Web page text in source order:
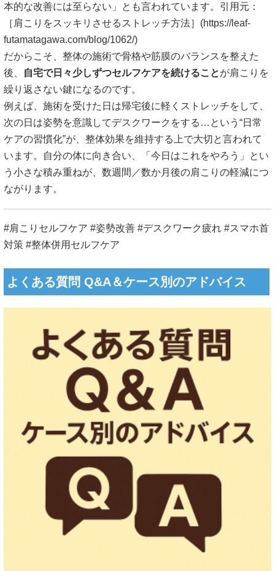
本的な改善には至らない」とも言われています。引用元：
［肩こりをスッキリさせるストレッチ方法］(https://leaf-
futamatagawa.com/blog/1062/)
だからこそ、整体の施術で骨格や筋膜のバランスを整えた
後、
自宅で日々少しずつセルフケアを続けることが肩こりを
繰り返さない鍵になるのです。
例えば、施術を受けた日は帰宅後に軽くストレッチをして、
次の日は姿勢を意識してデスクワークをする…という“日常
ケアの習慣化”が、整体効果を維持する上で大切と言われて
います。自分の体に向き合い、「今日はこれをやろう」とい
う小さな積み重ねが、数週間／数か月後の肩こりの軽減につ
ながります。
#肩こりセルフケア #姿勢改善 #デスクワーク疲れ #スマホ首
対策 #整体併用セルフケア
よくある質問 Q&A＆ケース別のアドバイス